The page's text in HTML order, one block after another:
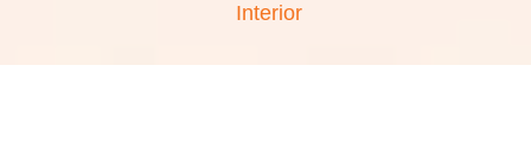
Interior